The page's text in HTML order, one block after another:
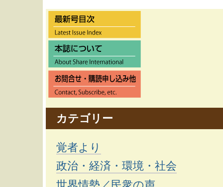
カテゴリー
覚者より
政治・経済・環境・社会